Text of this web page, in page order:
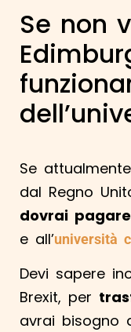
Se non
Se
dal Regno
dovrai
e all’università
Devi sapere
Brexit, per
avrai bisogno